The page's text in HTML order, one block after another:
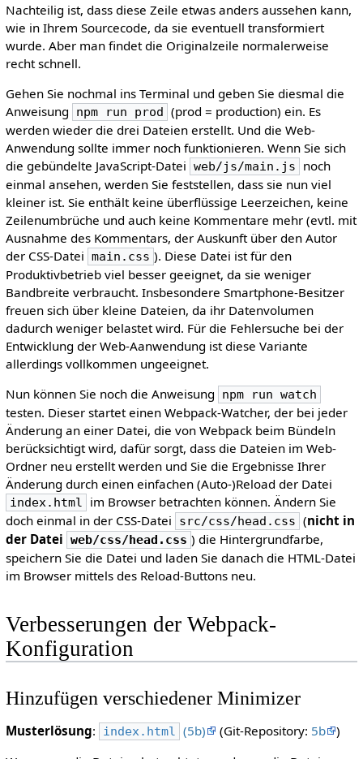
Nachteilig ist, dass diese Zeile etwas anders aussehen kann,
wie in Ihrem Sourcecode, da sie eventuell transformiert
wurde. Aber man findet die Originalzeile normalerweise
recht schnell.
Gehen Sie nochmal ins Terminal und geben Sie diesmal die
Anweisung
npm run prod (prod = production) ein. Es
werden wieder die drei Dateien erstellt. Und die Web-
Anwendung sollte immer noch funktionieren. Wenn Sie sich
die gebündelte JavaScript-Datei web/js/main.js
noch
einmal ansehen, werden Sie feststellen, dass sie nun viel
kleiner ist. Sie enthält keine überflüssige Leerzeichen, keine
Zeilenumbrüche und auch keine Kommentare mehr (evtl. mit
Ausnahme des Kommentars, der Auskunft über den Autor
der CSS-Datei main.css ). Diese Datei ist für den
Produktivbetrieb viel besser geeignet, da sie weniger
Bandbreite verbraucht. Insbesondere Smartphone-Besitzer
freuen sich über kleine Dateien, da ihr Datenvolumen
dadurch weniger belastet wird. Für die Fehlersuche bei der
Entwicklung der Web-Aanwendung ist diese Variante
allerdings vollkommen ungeeignet.
Nun können Sie noch die Anweisung
npm run watch
testen. Dieser startet einen Webpack-Watcher, der bei jeder
Änderung an einer Datei, die von Webpack beim Bündeln
berücksichtigt wird, dafür sorgt, dass die Dateien im Web-
Ordner neu erstellt werden und Sie die Ergebnisse Ihrer
Änderung durch einen einfachen (Auto-)Reload der Datei
index.html
im Browser betrachten können. Ändern Sie
doch einmal in der CSS-Datei
src/css/head.css (nicht in
der Datei web/css/head.css ) die Hintergrundfarbe,
speichern Sie die Datei und laden Sie danach die HTML-Datei
im Browser mittels des Reload-Buttons neu.
Verbesserungen der Webpack-
Konfiguration
Hinzufügen verschiedener Minimizer
Musterlösung: index.html (5b) (Git-Repository: 5b
)